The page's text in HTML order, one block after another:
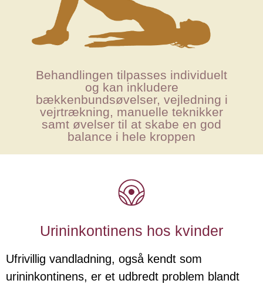
Behandlingen tilpasses individuelt
og kan inkludere
bækkenbundsøvelser, vejledning i
vejrtrækning, manuelle teknikker
samt øvelser til at skabe en god
balance i hele kroppen
Urininkontinens hos kvinder
Ufrivillig vandladning, også kendt som
urininkontinens, er et udbredt problem blandt